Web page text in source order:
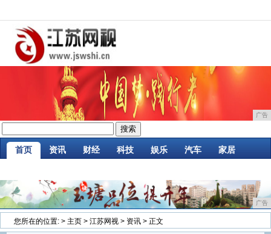
广告
首页 资讯 财经 科技 娱乐 汽车 家居
广告
您所在的位置: > 主页 > 江苏网视 > 资讯 > 正文